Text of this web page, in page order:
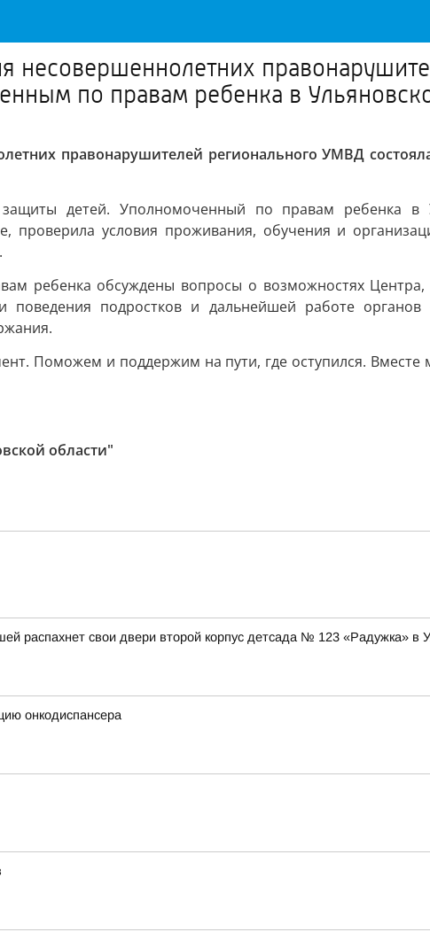
несовершеннолетних
по правам ребенка в
правонарушителей регионального УМВД
детей. Уполномоченный по правам ребенка в
условия проживания, обучения и
ребенка обсуждены вопросы о возможностях Центра,
поведения подростков и дальнейшей работе
Поможем и поддержим на пути, где оступился.
области"
распахнет свои двери второй корпус детсада № 123 «Радужка» в
онкодиспансера